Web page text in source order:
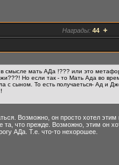
Награды: 44 +
смысле мать АДа !??? или это
Но если так - то Мать Ада во
сыном. То есть получаеться- Ад и
Возможно, он просто хотел
что прежде. Возможно, этим он
АДа. Т.е. что-то нехорошее.